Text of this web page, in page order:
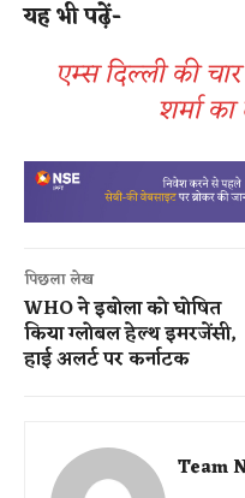
यह भी पढ़ें-
एम्स दिल्ली की
शर्मा
पिछला लेख
WHO ने इबोला को घोषित
किया ग्लोबल हेल्थ इमरजेंसी,
हाई अलर्ट पर कर्नाटक
Team